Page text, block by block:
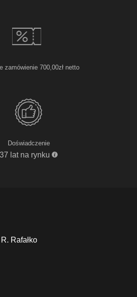
zamówienie 700,00zł netto
Doświadczenie
37 lat na rynku
Rafałko